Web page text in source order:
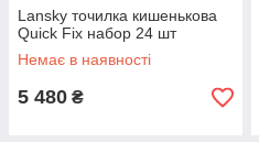
Lansky точилка кишенькова
Quick Fix набор 24 шт
Немає в наявності
5 480 ₴